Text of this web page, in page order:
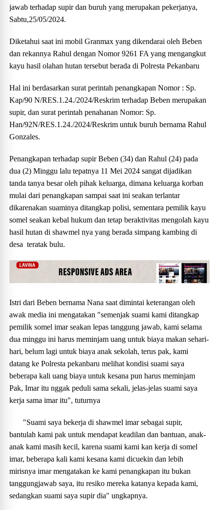
jawab terhadap supir dan buruh yang merupakan pekerjanya,
Sabtu,25/05/2024.
Diketahui saat ini mobil Granmax yang dikendarai oleh Beben
dan rekannya Rahul dengan Nomor 9261 FA yang mengangkut
kayu hasil olahan hutan tersebut berada di Polresta Pekanbaru
Hal ini berdasarkan surat perintah penangkapan Nomor : Sp.
Kap/90 N/RES.1.24./2024/Reskrim terhadap Beben merupakan
supir, dan surat perintah penahanan Nomor: Sp.
Han/92N/RES.1.24./2024/Reskrim untuk buruh bernama Rahul
Gonzales.
Penangkapan terhadap supir Beben (34) dan Rahul (24) pada
dua (2) Minggu lalu tepatnya 11 Mei 2024 sangat dijadikan
tanda tanya besar oleh pihak keluarga, dimana keluarga korban
mulai dari penangkapan sampai saat ini seakan terlantar
dikarenakan suaminya ditangkap polisi, sementara pemilik kayu
somel seakan kebal hukum dan tetap beraktivitas mengolah kayu
hasil hutan di shawmel nya yang berada simpang kambing di
desa teratak bulu.
Istri dari Beben bernama Nana saat dimintai keterangan oleh
awak media ini mengatakan "semenjak suami kami ditangkap
pemilik somel imar seakan lepas tanggung jawab, kami selama
dua minggu ini harus meminjam uang untuk biaya makan sehari-
hari, belum lagi untuk biaya anak sekolah, terus pak, kami
datang ke Polresta pekanbaru melihat kondisi suami saya
beberapa kali uang biaya untuk kesana pun harus meminjam
Pak, Imar itu nggak peduli sama sekali, jelas-jelas suami saya
kerja sama imar itu", tuturnya
"Suami saya bekerja di shawmel imar sebagai supir,
bantulah kami pak untuk mendapat keadilan dan bantuan, anak-
anak kami masih kecil, karena suami kami kan kerja di somel
imar, beberapa kali kami kesana kami dicuekin dan lebih
mirisnya imar mengatakan ke kami penangkapan itu bukan
tanggungjawab saya, itu resiko mereka katanya kepada kami,
sedangkan suami saya supir dia" ungkapnya.